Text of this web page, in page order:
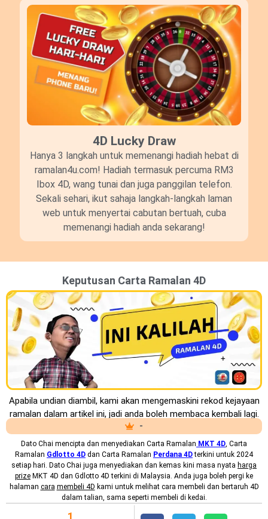
4D Lucky Draw​
Hanya 3 langkah untuk memenangi hadiah hebat di
ramalan4u.com! Hadiah termasuk percuma RM3
Ibox 4D, wang tunai dan juga panggilan telefon.
Sekali sehari, ikut sahaja langkah-langkah laman
web untuk menyertai cabutan bertuah, cuba
memenangi hadiah anda sekarang!
Keputusan Carta Ramalan 4D
Apabila undian diambil, kami akan mengemaskini rekod kejayaan
ramalan dalam artikel ini, jadi anda boleh membaca kembali lagi.
-
Dato Chai mencipta dan menyediakan Carta Ramalan MKT 4D, Carta
Ramalan Gdlotto 4D dan Carta Ramalan Perdana 4Dterkini untuk 2024
setiap hari. Dato Chai juga menyediakan dan kemas kini masa nyata harga
prize MKT 4D dan Gdlotto 4D terkini di Malaysia. Anda juga boleh pergi ke
halaman cara membeli 4D kami untuk melihat cara membeli dan bertaruh 4D
dalam talian, sama seperti membeli di kedai.
1